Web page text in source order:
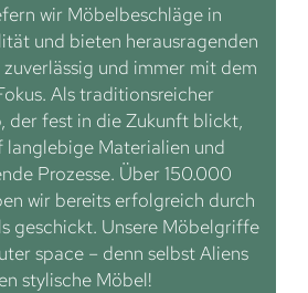
wir Möbelbeschläge in
und bieten herausragenden
und immer mit dem
Als traditionsreicher
der fest in die Zukunft blickt,
langlebige Materialien und
Prozesse. Über 150.000
wir bereits erfolgreich durch
geschickt. Unsere Möbelgriffe
space – denn selbst Aliens
stylische Möbel!